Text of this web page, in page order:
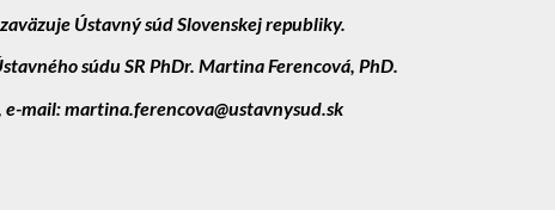
Ústavný súd Slovenskej republiky.
súdu SR PhDr. Martina Ferencová, PhD.
mail: martina.ferencova@ustavnysud.sk